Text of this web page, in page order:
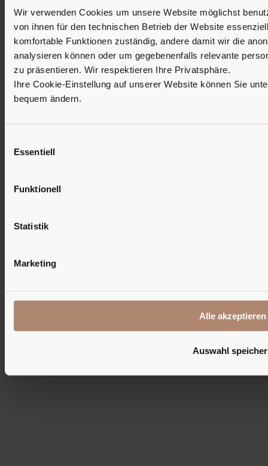
Wir verwenden Cookies um unsere Website möglichst
von ihnen für den technischen Betrieb der Website
komfortable Funktionen zuständig, andere damit wir die
analysieren können oder um gegebenenfalls relevante
zu präsentieren. Wir respektieren Ihre Privatsphäre.
Ihre Cookie-Einstellung auf unserer Website können Sie
bequem ändern.
Essentiell
Funktionell
Statistik
Marketing
Alle akzeptieren
Auswahl
© 2026 - Pension Maria